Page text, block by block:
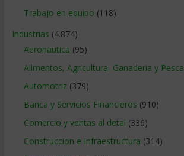
Trabajo en equipo (118)
Industrias (4.874)
Aeronautica (95)
Alimentos, Agricultura, Ganaderia y Pesca
Automotriz(379)
Banca y Servicios Financieros (910)
Comercio y ventas al detal (336)
Construccion e Infraestructura (314)